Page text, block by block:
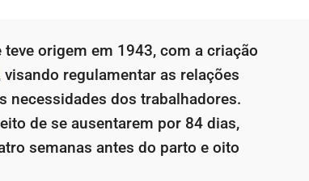
origem em 1943, com a criação
visando regulamentar as relações
necessidades dos trabalhadores.
de se ausentarem por 84 dias,
semanas antes do parto e oito